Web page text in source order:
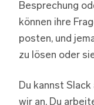
Besprechung
können ihre
posten, und
zu lösen oder
Du kannst
wir an, Du